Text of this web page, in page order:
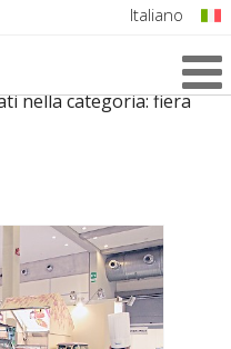
Italiano
German
nella categoria:fiera